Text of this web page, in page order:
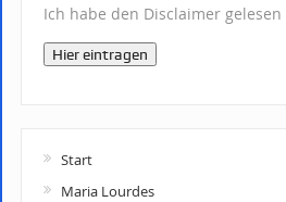
Ich habe den Disclaimer gelesen
Hier eintragen
Start
Maria Lourdes